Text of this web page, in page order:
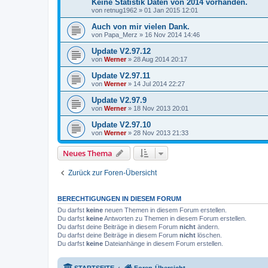
Keine Statistik Daten von 2014 vorhanden.
von retnug1962 » 01 Jan 2015 12:01
Auch von mir vielen Dank.
von Papa_Merz » 16 Nov 2014 14:46
Update V2.97.12
von Werner» 28 Aug 2014 20:17
Update V2.97.11
von Werner» 14 Jul 2014 22:27
Update V2.97.9
von Werner» 18 Nov 2013 20:01
Update V2.97.10
von Werner» 28 Nov 2013 21:33
Neues Thema
Zurück zur Foren-Übersicht
BERECHTIGUNGEN IN DIESEM FORUM
Du darfst keine neuen Themen in diesem Forum erstellen.
Du darfst keineAntworten zu Themen in diesem Forum erstellen.
Du darfst deine Beiträge in diesem Forum nicht ändern.
Du darfst deine Beiträge in diesem Forum nicht löschen.
Du darfst keine Dateianhänge in diesem Forum erstellen.